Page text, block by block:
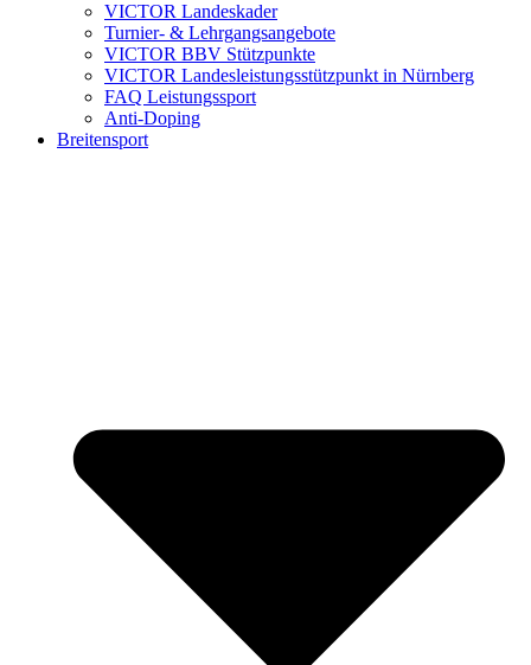
VICTOR Landeskader
Turnier- & Lehrgangsangebote
VICTOR BBV Stützpunkte
VICTOR Landesleistungsstützpunkt in Nürnberg
FAQ Leistungssport
Anti-Doping
Breitensport